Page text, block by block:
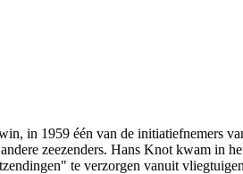
in 1959 één van de initiatiefnemers
zeezenders. Hans Knot kwam in
te verzorgen vanuit